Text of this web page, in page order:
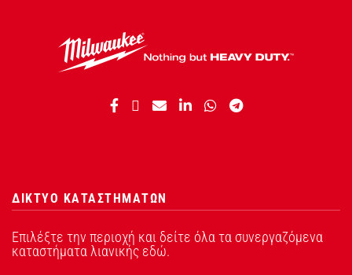
ΔΙΚΤΥΟ ΚΑΤΑΣΤΗΜΑΤΩΝ
Επιλέξτε την περιοχή και δείτε όλα τα συνεργαζόμενα
καταστήματα λιανικής εδώ.